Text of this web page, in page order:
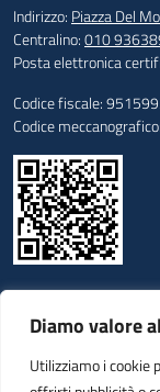
Diamo valore
Utilizziamo i cookie
Indirizzo: Piazza Del
Centralino:010
Posta elettronica
Codice fiscale:
Codice meccanografico:
Codice